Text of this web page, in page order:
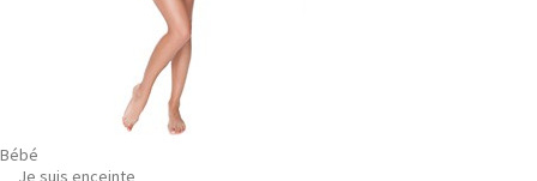
Bébé
Je suis enceinte